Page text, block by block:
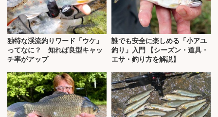
独特な渓流釣りワード「ウケ」
ってなに？ 知れば良型キャッ
チ率がアップ
誰でも安全に楽しめる「小アユ
釣り」入門 【シーズン・道具・
エサ・釣り方を解説】